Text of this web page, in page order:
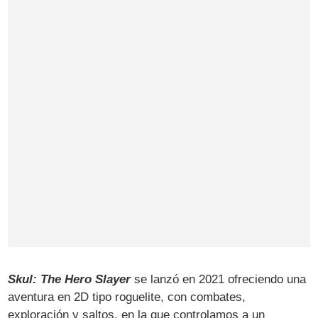
Skul: The Hero Slayerse lanzó en 2021 ofreciendo una
aventura en 2D tipo roguelite, con combates,
exploración y saltos, en la que controlamos a un